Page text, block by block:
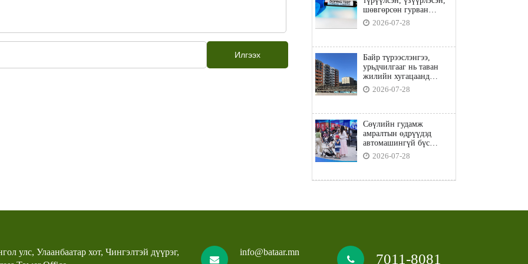
Илгээх
шөвгөрсөн гурван
бөхөөс допинг илэрчээ
2026-07-28
Байр түрээслэнгээ,
урьдчилгааг нь таван
жилийн хугацаанд
төлбөл орон сууцны
зээлд хамрагдана
2026-07-28
Сөүлийн гудамж
амралтын өдрүүдэд
автомашингүй бүс
боллоо
2026-07-28
улс, Улаанбаатар хот, Чингэлтэй дүүрэг,
info@bataar.mn 7011-8081